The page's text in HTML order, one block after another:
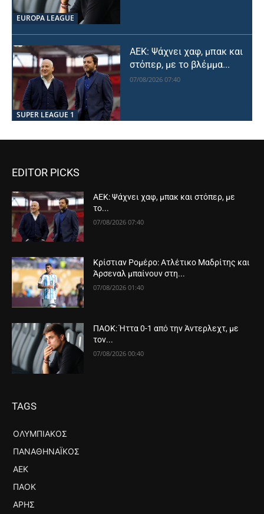
EUROPA LEAGUE
SUPER LEAGUE 1
ΑΕΚ: Ψάχνει χαφ, μπακ και
στόπερ, με το βλέμμα...
07/08/2026 07:40
EDITOR PICKS
ΑΕΚ: Ψάχνει χαφ, μπακ και στόπερ, με
το...
07/08/2026 07:40
Κρίστιαν Ρομέρο: Ατλέτικο Μαδρίτης και
Άρσεναλ μπαίνουν στη...
07/08/2026 01:40
ΠΑΟΚ: Ήττα 0-1 από την Άντερλεχτ, με
τον...
07/08/2026 00:40
TAGS
ΟΛΥΜΠΙΑΚΌΣ
ΠΑΝΑΘΗΝΑΪΚΌΣ
ΑΕΚ
ΠΑΟΚ
ΆΡΗΣ